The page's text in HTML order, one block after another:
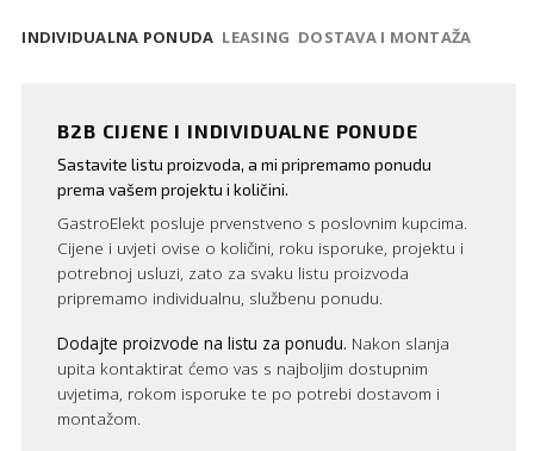
INDIVIDUALNA PONUDA LEASING DOSTAVA I MONTAŽA
B2B CIJENE I INDIVIDUALNE PONUDE
Sastavite listu proizvoda, a mi pripremamo ponudu
prema vašem projektu i količini.
GastroElekt posluje prvenstveno s poslovnim kupcima.
Cijene i uvjeti ovise o količini, roku isporuke, projektu i
potrebnoj usluzi, zato za svaku listu proizvoda
pripremamo individualnu, službenu ponudu.
Dodajte proizvode na listu za ponudu. Nakon slanja
upita kontaktirat ćemo vas s najboljim dostupnim
uvjetima, rokom isporuke te po potrebi dostavom i
montažom.